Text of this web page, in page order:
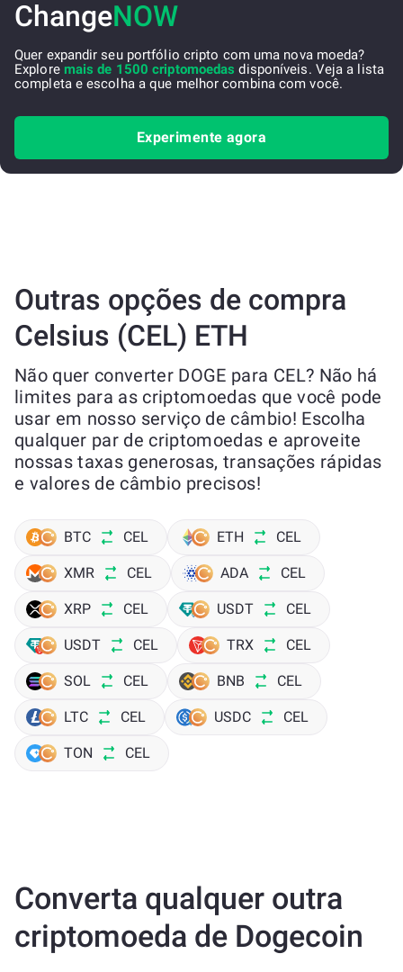
ChangeNOW
Quer expandir seu portfólio cripto com uma nova moeda?
Explore mais de 1500 criptomoedas disponíveis. Veja a lista
completa e escolha a que melhor combina com você.
Experimente agora
Outras opções de compra
Celsius (CEL) ETH
Não quer converter DOGE para CEL? Não há
limites para as criptomoedas que você pode
usar em nosso serviço de câmbio! Escolha
qualquer par de criptomoedas e aproveite
nossas taxas generosas, transações rápidas
e valores de câmbio precisos!
BTC CEL ETH CEL
XMR CEL ADA CEL
XRP CEL USDT CEL
USDT CEL TRX CEL
SOL CEL BNB CEL
LTC CEL USDC CEL
TON CEL
Converta qualquer outra
criptomoeda de Dogecoin